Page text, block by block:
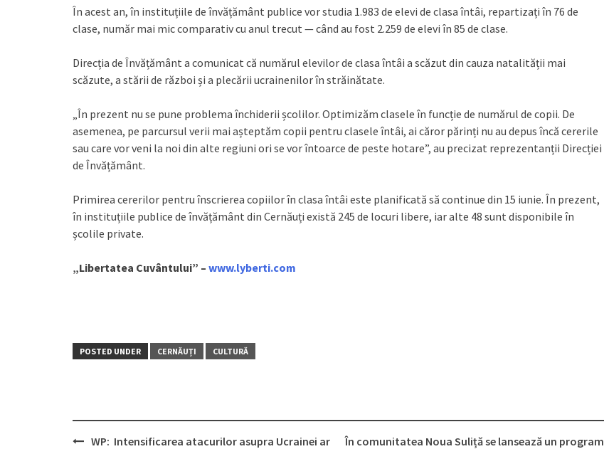
În acest an, în instituțiile de învățământ publice vor studia 1.983 de elevi de clasa întâi, repartizați în 76 de
clase, număr mai mic comparativ cu anul trecut — când au fost 2.259 de elevi în 85 de clase.
Direcția de Învățământ a comunicat că numărul elevilor de clasa întâi a scăzut din cauza natalității mai
scăzute, a stării de război și a plecării ucrainenilor în străinătate.
„În prezent nu se pune problema închiderii școlilor. Optimizăm clasele în funcție de numărul de copii. De
asemenea, pe parcursul verii mai așteptăm copii pentru clasele întâi, ai căror părinți nu au depus încă cererile
sau care vor veni la noi din alte regiuni ori se vor întoarce de peste hotare”, au precizat reprezentanții Direcției
de Învățământ.
Primirea cererilor pentru înscrierea copiilor în clasa întâi este planificată să continue din 15 iunie. În prezent,
în instituțiile publice de învățământ din Cernăuți există 245 de locuri libere, iar alte 48 sunt disponibile în
școlile private.
„Libertatea Cuvântului” – www.lyberti.com
POSTED UNDER CERNĂUȚI CULTURĂ
WP: Intensificarea atacurilor asupra Ucrainei ar
În comunitatea Noua Suliță se lansează un program